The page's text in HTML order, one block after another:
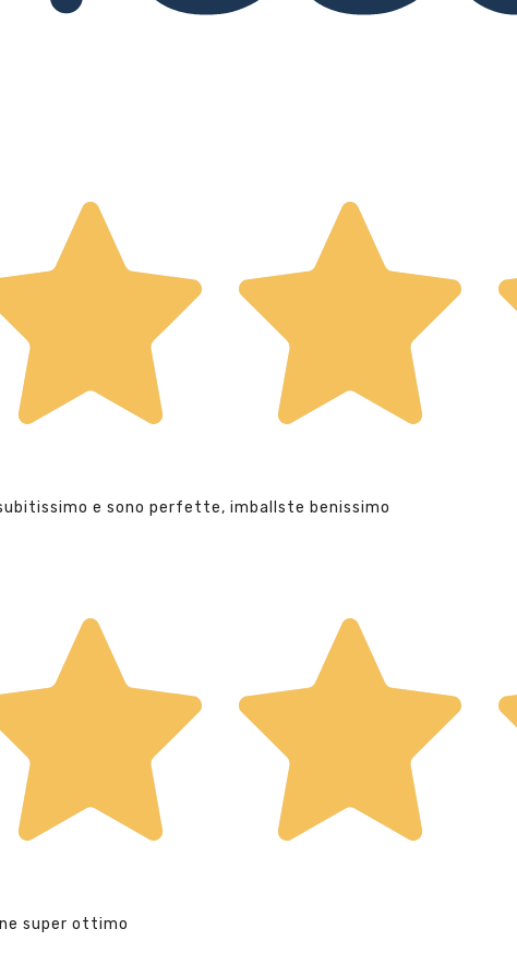
e sono perfette, imballste benissimo
super ottimo